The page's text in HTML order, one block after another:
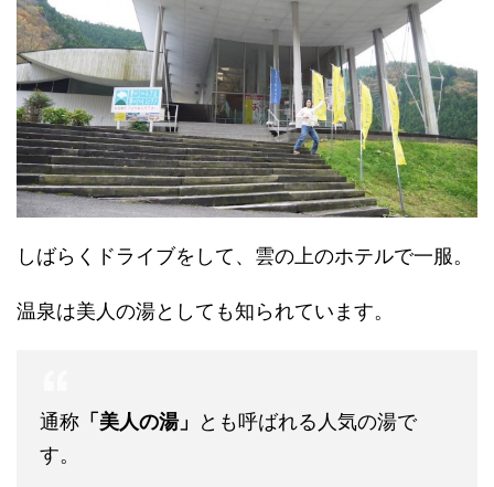
しばらくドライブをして、雲の上のホテルで一服。
温泉は美人の湯としても知られています。
通称 「美人の湯」
とも呼ばれる人気の湯で
す。